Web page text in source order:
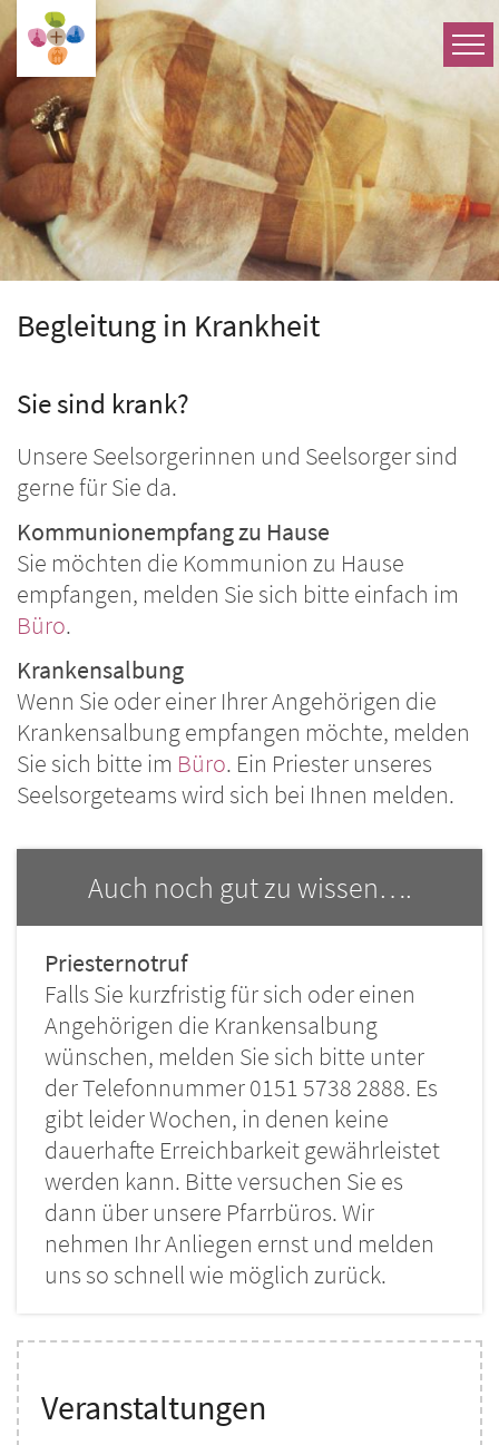
Zum Inhalt springen
Begleitung in Krankheit
Sie sind krank?
Unsere Seelsorgerinnen und Seelsorger sind
gerne für Sie da.
Kommunionempfang zu Hause
Sie möchten die Kommunion zu Hause
empfangen, melden Sie sich bitte einfach im
Büro.
Krankensalbung
Wenn Sie oder einer Ihrer Angehörigen die
Krankensalbung empfangen möchte, melden
Sie sich bitte im Büro. Ein Priester unseres
Seelsorgeteams wird sich bei Ihnen melden.
Auch noch gut zu wissen….
Priesternotruf
Falls Sie kurzfristig für sich oder einen
Angehörigen die Krankensalbung
wünschen, melden Sie sich bitte unter
der Telefonnummer 0151 5738 2888. Es
gibt leider Wochen, in denen keine
dauerhafte Erreichbarkeit gewährleistet
werden kann. Bitte versuchen Sie es
dann über unsere Pfarrbüros. Wir
nehmen Ihr Anliegen ernst und melden
uns so schnell wie möglich zurück.
Veranstaltungen